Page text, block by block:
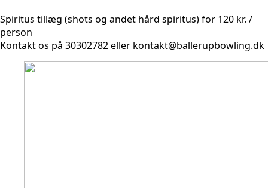
Spiritus tillæg (shots og andet hård spiritus) for 120 kr. /
person
Kontakt os på 30302782 eller kontakt@ballerupbowling.dk